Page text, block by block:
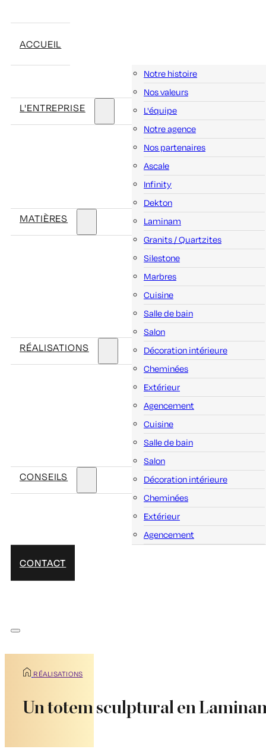
ACCUEIL
L'ENTREPRISE
Notre histoire
Nos valeurs
L'équipe
Notre agence
Nos partenaires
MATIÈRES
Ascale
Infinity
Dekton
Laminam
Granits / Quartzites
Silestone
Marbres
RÉALISATIONS
Cuisine
Salle de bain
Salon
Décoration intérieure
Cheminées
Extérieur
Agencement
CONSEILS
Cuisine
Salle de bain
Salon
Décoration intérieure
Cheminées
Extérieur
Agencement
CONTACT
RÉALISATIONS
Un totem sculptural en